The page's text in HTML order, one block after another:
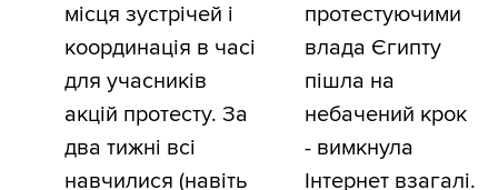
місця зустрічей і
координація в часі
для учасників
акцій протесту. За
два тижні всі
навчилися (навіть
протестуючими
влада Єгипту
пішла на
небачений крок
- вимкнула
Інтернет взагалі.